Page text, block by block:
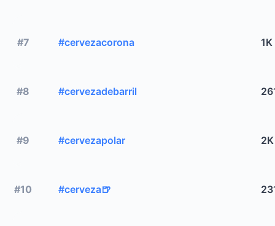
#7 #cervezacorona 1K
#8 #cervezadebarril
#9 #cervezapolar 2K
#10 #cerveza🍺